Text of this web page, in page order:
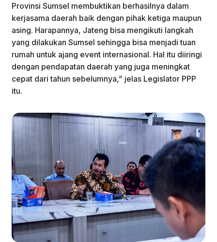
Provinsi Sumsel membuktikan berhasilnya dalam
kerjasama daerah baik dengan pihak ketiga maupun
asing. Harapannya, Jateng bisa mengikuti langkah
yang dilakukan Sumsel sehingga bisa menjadi tuan
rumah untuk ajang event internasional. Hal itu diiringi
dengan pendapatan daerah yang juga meningkat
cepat dari tahun sebelumnya,” jelas Legislator PPP
itu.